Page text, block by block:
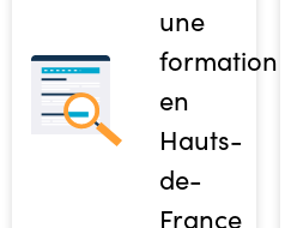
une
formation
en
Hauts-
de-
France